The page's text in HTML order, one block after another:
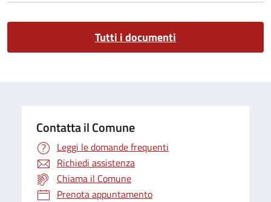
Tutti i documenti
Contatta il Comune
Leggi le domande frequenti
Richiedi assistenza
Chiama il Comune
Prenota appuntamento